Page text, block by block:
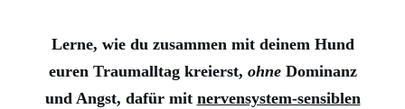
Lerne, wie du zusammen mit deinem Hund
euren Traumalltag kreierst, ohne Dominanz
und Angst, dafür mit nervensystem-sensiblen